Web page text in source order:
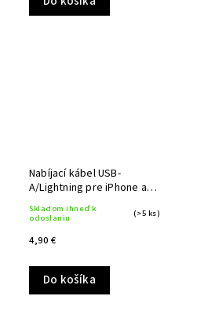
Nabíjací kábel USB-
A/Lightning pre iPhone a
iPad 1 m
Skladom ihneď k
odoslaniu
(>5 ks)
4,90 €
Do košíka